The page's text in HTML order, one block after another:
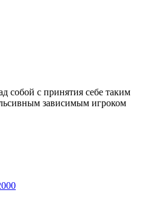
собой с принятия себе таким
зависимым игроком